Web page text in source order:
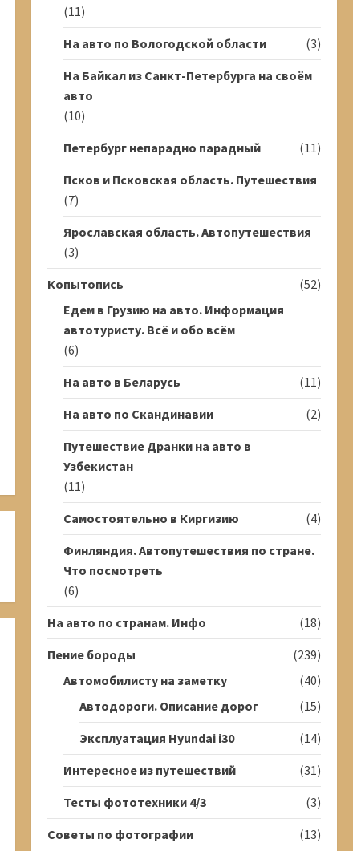
(11)
На авто по Вологодской области
(3)
На Байкал из Санкт-Петербурга на своём
авто
(10)
Петербург непарадно парадный
(11)
Псков и Псковская область. Путешествия
(7)
Ярославская область. Автопутешествия
(3)
Копытопись
(52)
Едем в Грузию на авто. Информация
автотуристу. Всё и обо всём
(6)
На авто в Беларусь
(11)
На авто по Скандинавии
(2)
Путешествие Дранки на авто в
Узбекистан
(11)
Самостоятельно в Киргизию
(4)
Финляндия. Автопутешествия по стране.
Что посмотреть
(6)
На авто по странам. Инфо
(18)
Пение бороды
(239)
Автомобилисту на заметку
(40)
Автодороги. Описание дорог
(15)
Эксплуатация Hyundai i30
(14)
Интересное из путешествий
(31)
Тесты фототехники 4/3
(3)
Советы по фотографии
(13)